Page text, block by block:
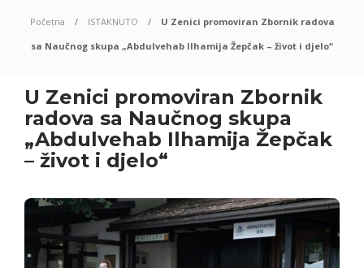
Početna ISTAKNUTO
U Zenici promoviran Zbornik radova
sa Naučnog skupa „Abdulvehab Ilhamija Žepčak – život i djelo“
U Zenici promoviran Zbornik
radova sa Naučnog skupa
„Abdulvehab Ilhamija Žepčak
– život i djelo“